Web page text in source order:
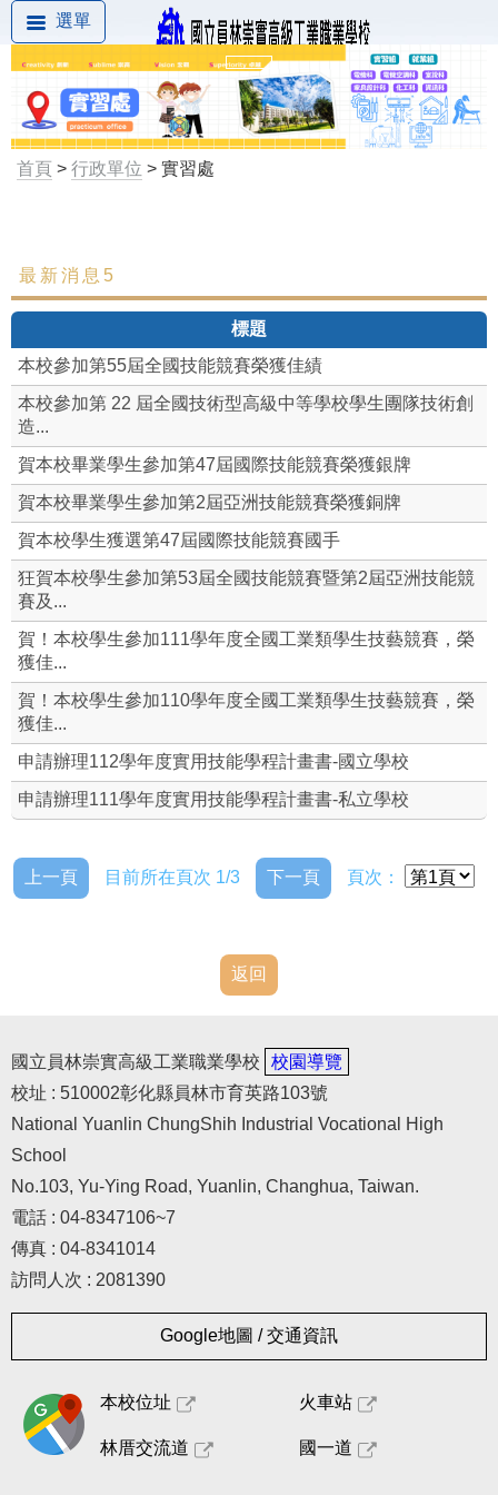
選單
首頁 > 行政單位 > 實習處
最新消息
工作職掌
實習組
就業輔導組
校外職場參觀
全國技術士技能檢定
全國工科技藝競賽資源站
即測即評網
最新消息5
標題
本校參加第55屆全國技能競賽榮獲佳績
本校參加第 22 屆全國技術型高級中等學校學生團隊技術創
造...
賀本校畢業學生參加第47屆國際技能競賽榮獲銀牌
賀本校畢業學生參加第2屆亞洲技能競賽榮獲銅牌
賀本校學生獲選第47屆國際技能競賽國手
狂賀本校學生參加第53屆全國技能競賽暨第2屆亞洲技能競
賽及...
賀！本校學生參加111學年度全國工業類學生技藝競賽，榮
獲佳...
賀！本校學生參加110學年度全國工業類學生技藝競賽，榮
獲佳...
申請辦理112學年度實用技能學程計畫書-國立學校
申請辦理111學年度實用技能學程計畫書-私立學校
上一頁 目前所在頁次 1/3 下一頁 頁次：
返回
國立員林崇實高級工業職業學校
校園導覽
校址 : 510002彰化縣員林市育英路103號
National Yuanlin ChungShih Industrial Vocational High
School
No.103, Yu-Ying Road, Yuanlin, Changhua, Taiwan.
電話 : 04-8347106~7
傳真 : 04-8341014
訪問人次 : 2081390
Google地圖 / 交通資訊
本校位址 火車站
林厝交流道 國一道